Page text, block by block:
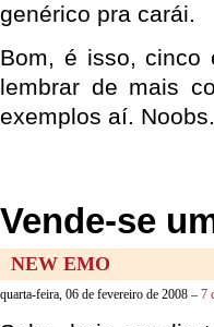
genérico pra carái.
Bom, é isso, cinco
lembrar de mais
exemplos aí. Noobs.
Vende-se
NEW EMO
quarta-feira, 06 de fevereiro de 2008 – 7